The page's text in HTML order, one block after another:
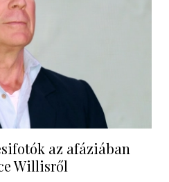
az afáziában
Willisről